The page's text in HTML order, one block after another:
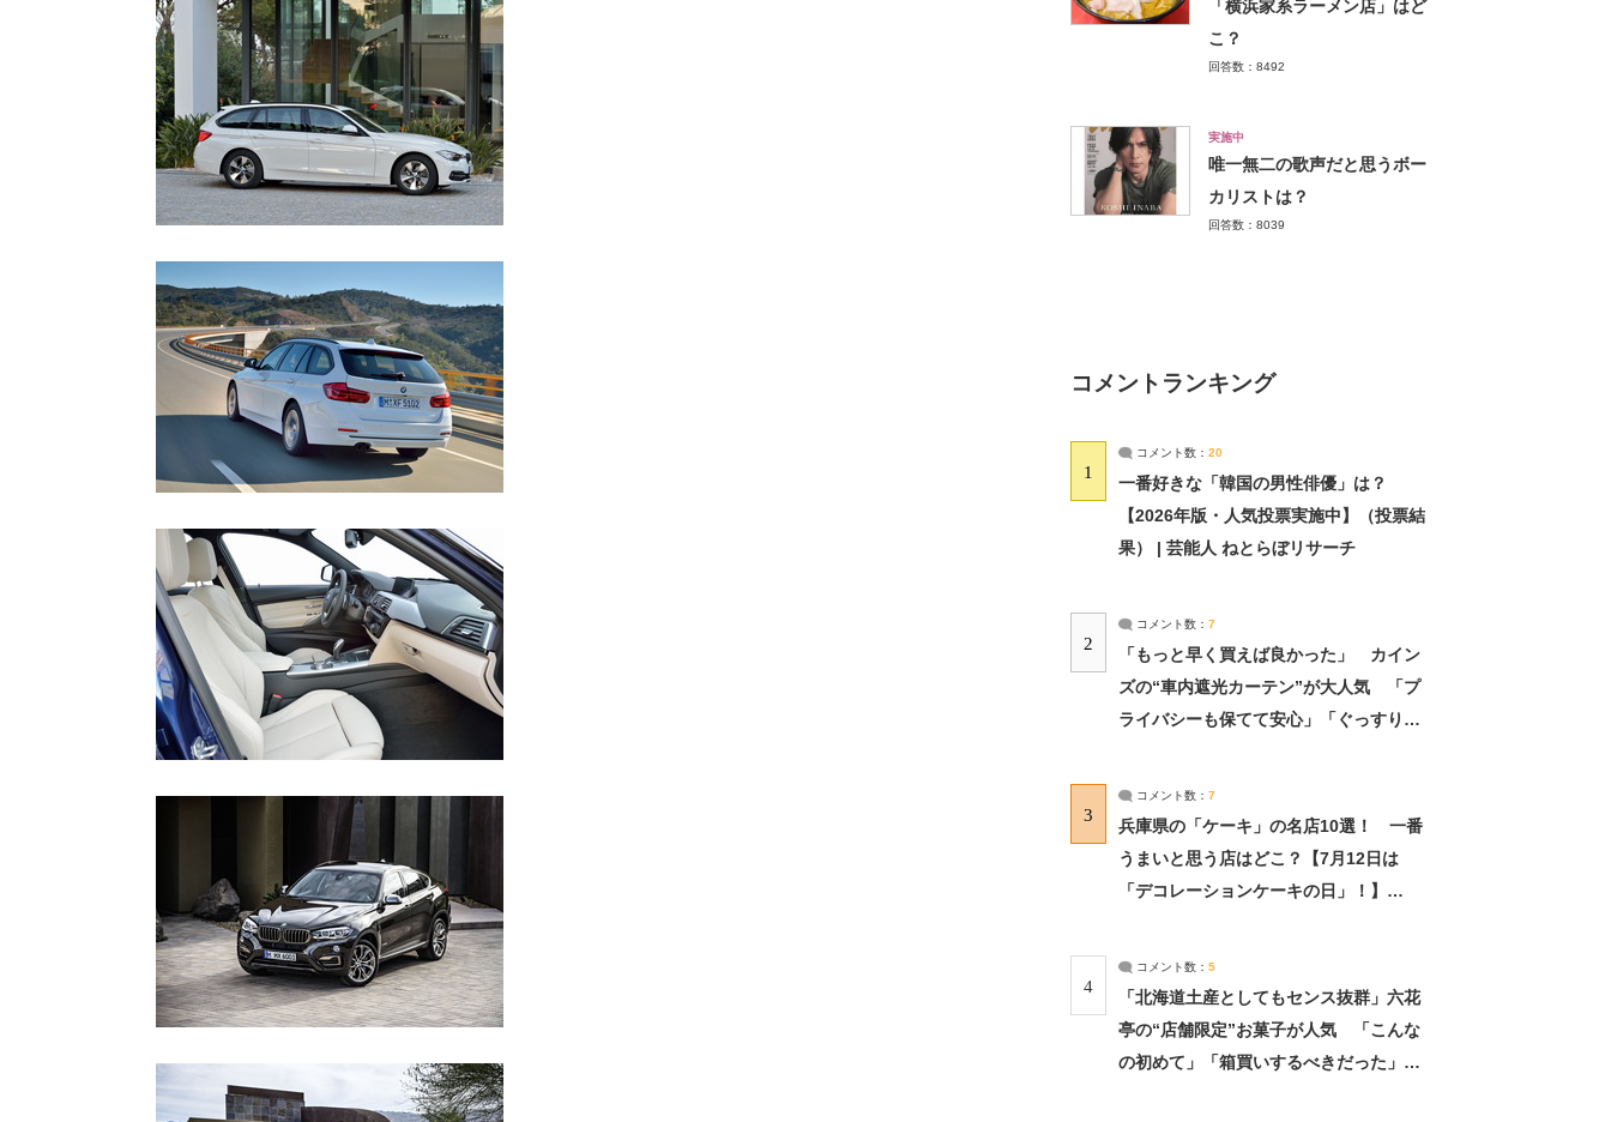
「横浜家系ラーメン店」はど
こ？
回答数：8492
実施中
唯一無二の歌声だと思うボー
カリストは？
回答数：8039
コメントランキング
1
コメント数： 20
一番好きな「韓国の男性俳優」は？
【2026年版・人気投票実施中】（投票結
果） | 芸能人 ねとらぼリサーチ
2
コメント数： 7
「もっと早く買えば良かった」 カイン
ズの“車内遮光カーテン”が大人気 「プ
ライバシーも保てて安心」「ぐっすり眠
3
コメント数： 7
兵庫県の「ケーキ」の名店10選！ 一番
うまいと思う店はどこ？【7月12日は
「デコレーションケーキの日」！】
4
コメント数： 5
「北海道土産としてもセンス抜群」六花
亭の“店舗限定”お菓子が人気 「こんな
の初めて」「箱買いするべきだった」